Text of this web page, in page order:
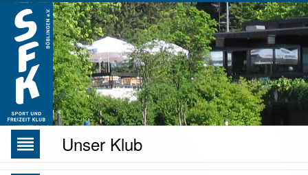
reorder Unser Klub